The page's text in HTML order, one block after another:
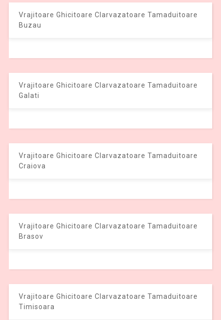
Vrajitoare Ghicitoare Clarvazatoare Tamaduitoare
Buzau
Vrajitoare Ghicitoare Clarvazatoare Tamaduitoare
Galati
Vrajitoare Ghicitoare Clarvazatoare Tamaduitoare
Craiova
Vrajitoare Ghicitoare Clarvazatoare Tamaduitoare
Brasov
Vrajitoare Ghicitoare Clarvazatoare Tamaduitoare
Timisoara